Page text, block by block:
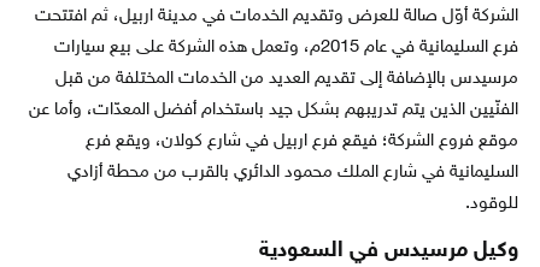
الشركة أوّل صالة للعرض وتقديم الخدمات في مدينة اربيل، ثم افتتحت
فرع السليمانية في عام 2015م، وتعمل هذه الشركة على بيع سيارات
مرسيدس بالإضافة إلى تقديم العديد من الخدمات المختلفة من قبل
الفنّيين الذين يتم تدريبهم بشكل جيد باستخدام أفضل المعدّات، وأما عن
موقع فروع الشركة؛ فيقع فرع اربيل في شارع كولان، ويقع فرع
السليمانية في شارع الملك محمود الدائري بالقرب من محطة أزادي
للوقود.
وكيل مرسيدس في السعودية